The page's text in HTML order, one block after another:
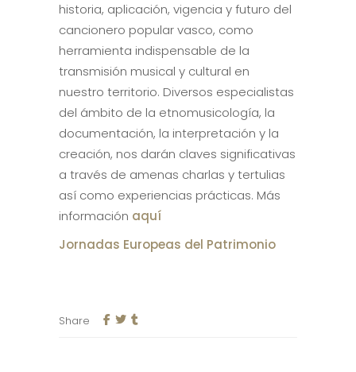
historia, aplicación, vigencia y futuro del
cancionero popular vasco, como
herramienta indispensable de la
transmisión musical y cultural en
nuestro territorio. Diversos especialistas
del ámbito de la etnomusicología, la
documentación, la interpretación y la
creación, nos darán claves significativas
a través de amenas charlas y tertulias
así como experiencias prácticas. Más
información aquí
Jornadas Europeas del Patrimonio
Share